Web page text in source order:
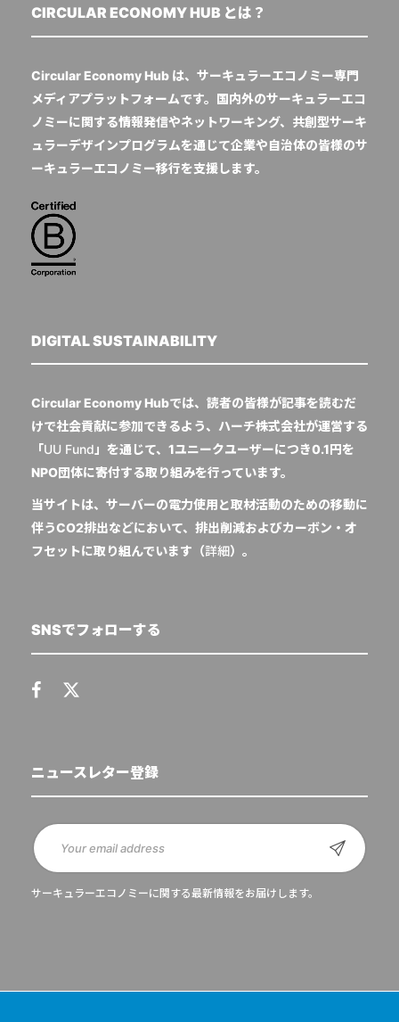
CIRCULAR ECONOMY HUB とは？
Circular Economy Hub は、サーキュラーエコノミー専門
メディアプラットフォームです。国内外のサーキュラーエコ
ノミーに関する情報発信やネットワーキング、共創型サーキ
ュラーデザインプログラムを通じて企業や自治体の皆様のサ
ーキュラーエコノミー移行を支援します。
DIGITAL SUSTAINABILITY
Circular Economy Hubでは、読者の皆様が記事を読むだ
けで社会貢献に参加できるよう、ハーチ株式会社が運営する
「UU Fund 」を通じて、1ユニークユーザーにつき0.1円を
NPO団体に寄付する取り組みを行っています。
当サイトは、サーバーの電力使用と取材活動のための移動に
伴うCO2排出などにおいて、排出削減およびカーボン・オ
フセットに取り組んでいます（詳細）。
SNSでフォローする
ニュースレター登録
サーキュラーエコノミーに関する最新情報をお届けします。